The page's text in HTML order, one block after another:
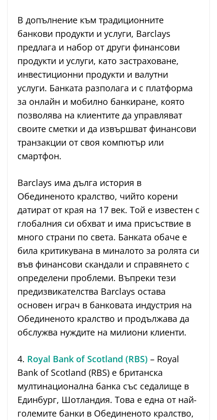
В допълнение към традиционните
банкови продукти и услуги, Barclays
предлага и набор от други финансови
продукти и услуги, като застраховане,
инвестиционни продукти и валутни
услуги. Банката разполага и с платформа
за онлайн и мобилно банкиране, която
позволява на клиентите да управляват
своите сметки и да извършват финансови
транзакции от своя компютър или
смартфон.
Barclays има дълга история в
Обединеното кралство, чийто корени
датират от края на 17 век. Той е известен с
глобалния си обхват и има присъствие в
много страни по света. Банката обаче е
била критикувана в миналото за ролята си
във финансови скандали и справянето с
определени проблеми. Въпреки тези
предизвикателства Barclays остава
основен играч в банковата индустрия на
Обединеното кралство и продължава да
обслужва нуждите на милиони клиенти.
4. Royal Bank of Scotland (RBS) – Royal
Bank of Scotland (RBS) е британска
мултинационална банка със седалище в
Единбург, Шотландия. Това е една от най-
големите банки в Обединеното кралство,